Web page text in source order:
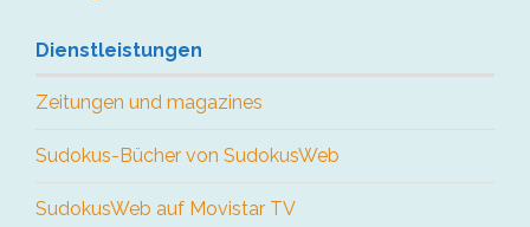
Dienstleistungen
Zeitungen und magazines
Sudokus-Bücher von SudokusWeb
SudokusWeb auf Movistar TV